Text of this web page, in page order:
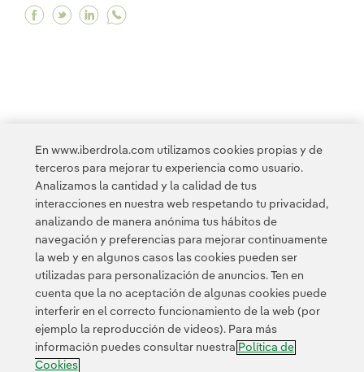
Facebook El Foro Económico Mundial elige
Twitter El Foro Económico Mundial elige
Linkedin El Foro Económico Mundial
Contacta Clientes Política de Privacidad Información legal
Transparencia en el uso de la IA Política de cookies
Configuración de cookies Accesibilidad Canal de denuncias
En www.iberdrola.com utilizamos cookies propias y de
terceros para mejorar tu experiencia como usuario.
Analizamos la cantidad y la calidad de tus
interacciones en nuestra web respetando tu privacidad,
analizando de manera anónima tus hábitos de
navegación y preferencias para mejorar continuamente
la web y en algunos casos las cookies pueden ser
utilizadas para personalización de anuncios. Ten en
cuenta que la no aceptación de algunas cookies puede
interferir en el correcto funcionamiento de la web (por
ejemplo la reproducción de videos). Para más
información puedes consultar nuestra Política de
Cookies